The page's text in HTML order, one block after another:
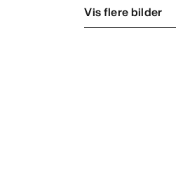
Vis flere bilder